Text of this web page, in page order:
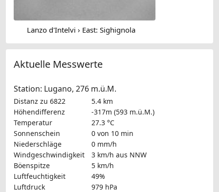
Lanzo d'Intelvi › East: Sighignola
Aktuelle Messwerte
Station: Lugano, 276 m.ü.M.
Distanz zu 6822
5.4 km
Höhendifferenz
-317m (593 m.ü.M.)
Temperatur
27.3 °C
Sonnenschein
0 von 10 min
Niederschläge
0 mm/h
Windgeschwindigkeit
3 km/h aus NNW
Böenspitze
5 km/h
Luftfeuchtigkeit
49%
Luftdruck
979 hPa